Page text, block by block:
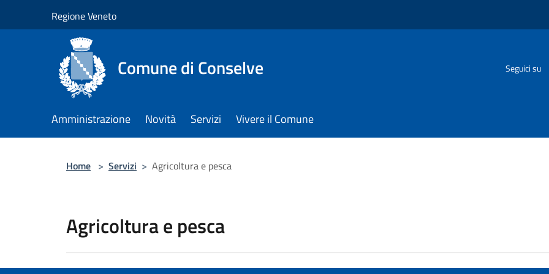
Regione Veneto
Comune di Conselve Seguici su
Amministrazione Novità Servizi Vivere il Comune
Home > Servizi > Agricoltura e pesca
Agricoltura e pesca